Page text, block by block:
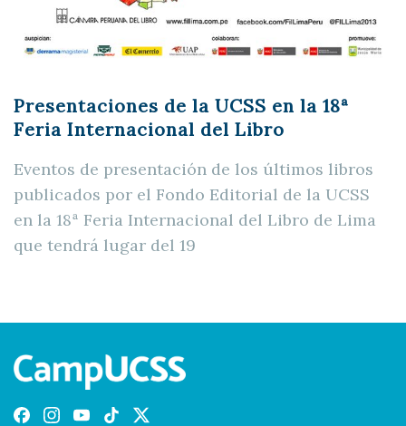
Presentaciones de la UCSS en la 18ª
Feria Internacional del Libro
Eventos de presentación de los últimos libros
publicados por el Fondo Editorial de la UCSS
en la 18ª Feria Internacional del Libro de Lima
que tendrá lugar del 19